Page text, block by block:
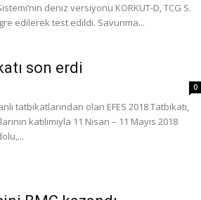
deniz versiyonu KORKUT-D, TCG S.
edilerek test edildi. Savunma...
son erdi
0
tatbikatlarından olan EFES 2018 Tatbikatı,
katılımıyla 11 Nisan – 11 Mayıs 2018